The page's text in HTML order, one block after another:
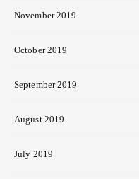
November 2019
October 2019
September 2019
August 2019
July 2019